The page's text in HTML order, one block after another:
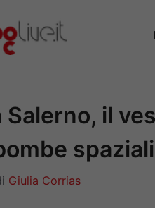
Salerno, il
spaziali
Giulia Corrias